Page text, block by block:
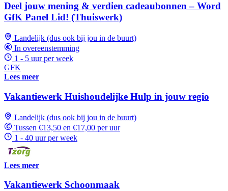
Deel jouw mening & verdien cadeaubonnen – Word
GfK Panel Lid! (Thuiswerk)
Landelijk (dus ook bij jou in de buurt)
In overeenstemming
1 - 5 uur per week
GFK
Lees meer
Vakantiewerk Huishoudelijke Hulp in jouw regio
Landelijk (dus ook bij jou in de buurt)
Tussen €13,50 en €17,00 per uur
1 - 40 uur per week
Lees meer
Vakantiewerk Schoonmaak